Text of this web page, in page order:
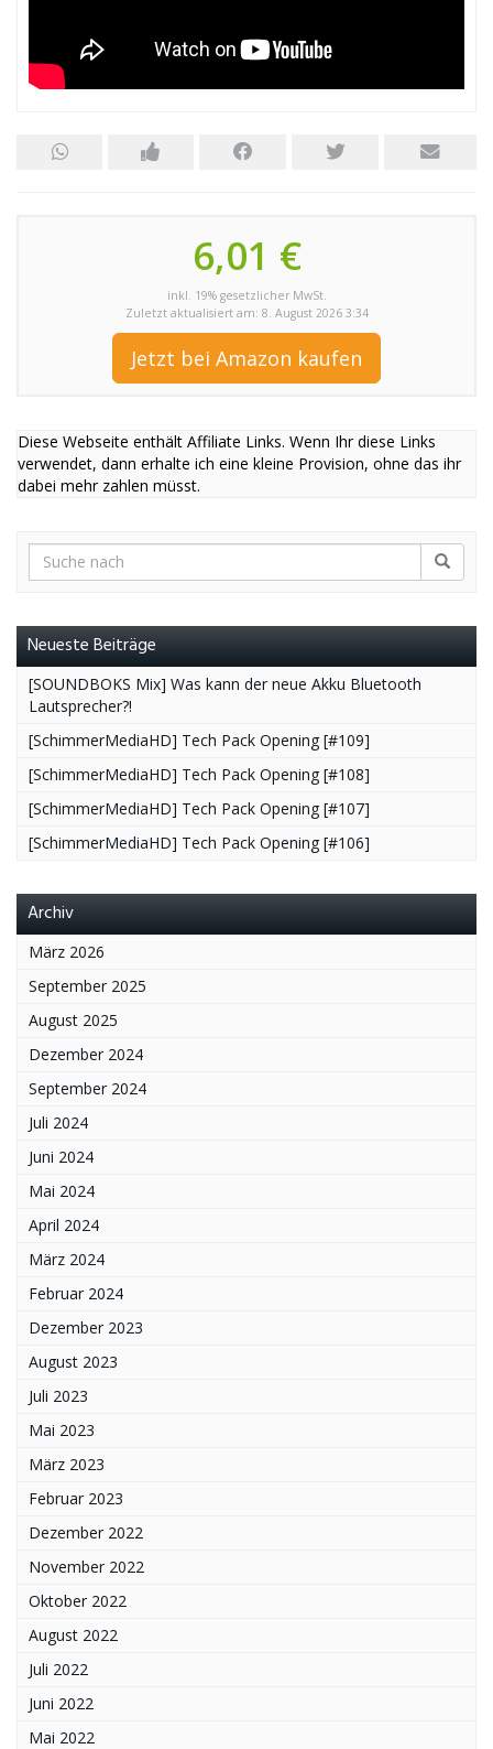
6,01 €
inkl. 19% gesetzlicher MwSt.
Zuletzt aktualisiert am: 8. August 2026 3:34
Jetzt bei Amazon kaufen
Diese Webseite enthält Affiliate Links. Wenn Ihr diese Links
verwendet, dann erhalte ich eine kleine Provision, ohne das ihr
dabei mehr zahlen müsst.
Neueste Beiträge
[SOUNDBOKS Mix] Was kann der neue Akku Bluetooth
Lautsprecher?!
[SchimmerMediaHD] Tech Pack Opening [#109]
[SchimmerMediaHD] Tech Pack Opening [#108]
[SchimmerMediaHD] Tech Pack Opening [#107]
[SchimmerMediaHD] Tech Pack Opening [#106]
Archiv
März 2026
September 2025
August 2025
Dezember 2024
September 2024
Juli 2024
Juni 2024
Mai 2024
April 2024
März 2024
Februar 2024
Dezember 2023
August 2023
Juli 2023
Mai 2023
März 2023
Februar 2023
Dezember 2022
November 2022
Oktober 2022
August 2022
Juli 2022
Juni 2022
Mai 2022